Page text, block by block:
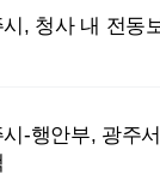
시, 청사 내 전동
시-행안부, 광주